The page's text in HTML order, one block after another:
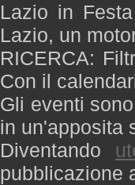
Lazio in
Lazio, un
RICERCA:
Con il
Gli eventi
in un'apposita
Diventando
pubblicazione